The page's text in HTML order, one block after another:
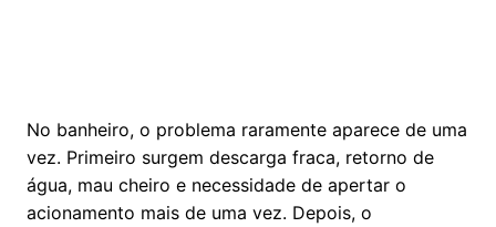
No banheiro, o problema raramente aparece de uma
vez. Primeiro surgem descarga fraca, retorno de
água, mau cheiro e necessidade de apertar o
acionamento mais de uma vez. Depois, o